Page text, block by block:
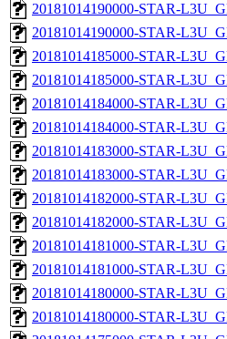
20181014190000-STAR-
20181014190000-STAR-
20181014185000-STAR-
20181014185000-STAR-
20181014184000-STAR-
20181014184000-STAR-
20181014183000-STAR-
20181014183000-STAR-
20181014182000-STAR-
20181014182000-STAR-
20181014181000-STAR-
20181014181000-STAR-
20181014180000-STAR-
20181014180000-STAR-